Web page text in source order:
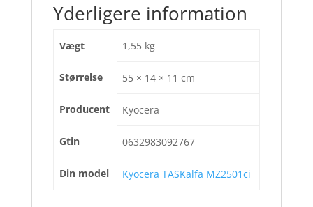
Yderligere information
Vægt 1,55 kg
Størrelse 55 × 14 × 11 cm
Producent Kyocera
Gtin 0632983092767
Din model Kyocera TASKalfa MZ2501ci